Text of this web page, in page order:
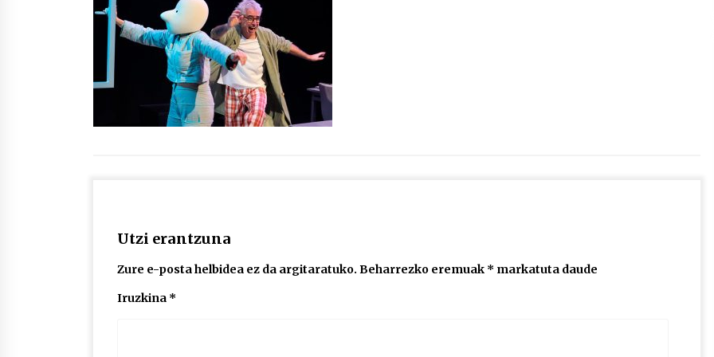
protagonista
2026/07/16
POTTO: San Pedro jaietako bertso-
saioa
2026/07/09
Utzi erantzuna
Zure e-posta helbidea ez da argitaratuko. Beharrezko eremuak * markatuta daude
Iruzkina *